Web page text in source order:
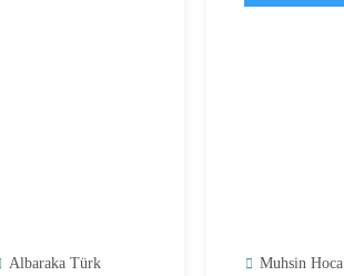
Albaraka Türk
Muhsin Hoca